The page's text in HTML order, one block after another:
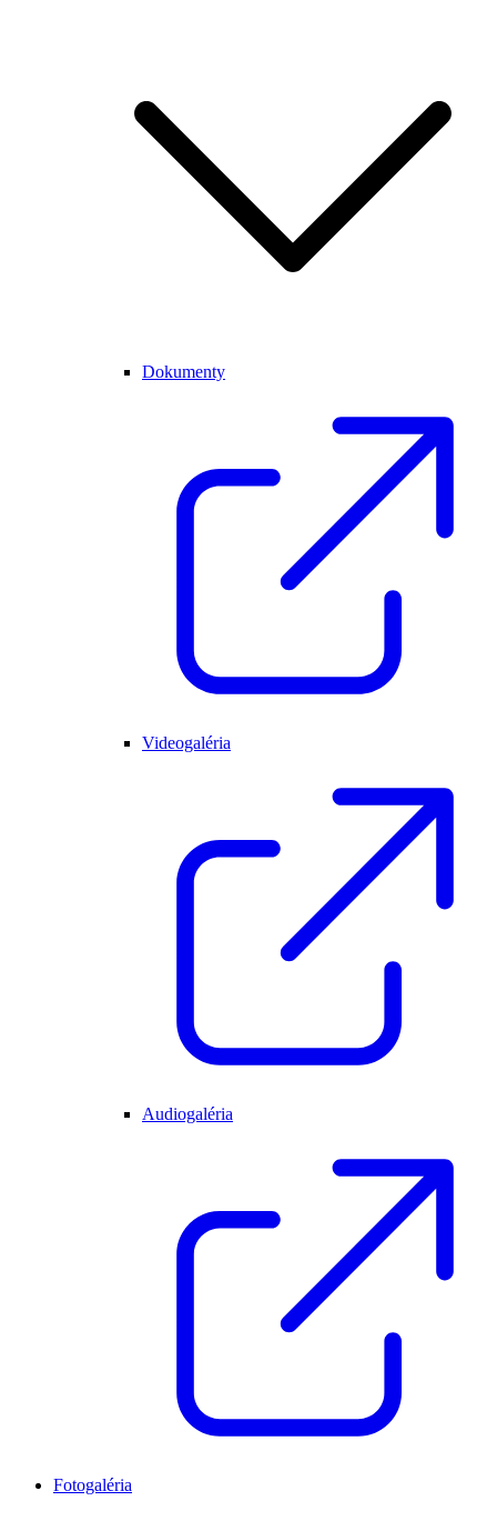
Dokumenty
Videogaléria
Audiogaléria
Fotogaléria